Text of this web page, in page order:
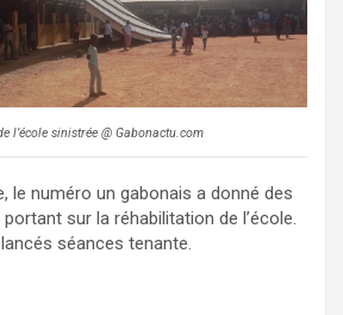
l’école sinistrée @ Gabonactu.com
le numéro un gabonais a donné des
sur la réhabilitation de l’école.
séances tenante.